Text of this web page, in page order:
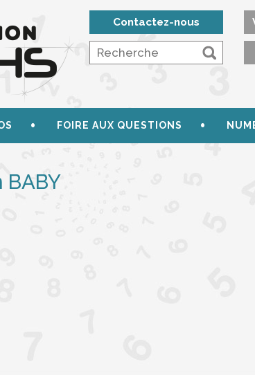
Contactez-nous
FOIRE AUX QUESTIONS
BABY